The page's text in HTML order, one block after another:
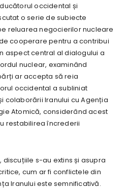
occidental și
o serie de subiecte
reluarea negocierilor nucleare
cooperare pentru a contribui
aspect central al dialogului a
nuclear, examinând
ar accepta să reia
occidental a subliniat
colaborării Iranului cu Agenția
Atomică, considerând acest
restabilirea încrederii
s-au extins și asupra
cum ar fi conflictele din
Iranului este semnificativă.